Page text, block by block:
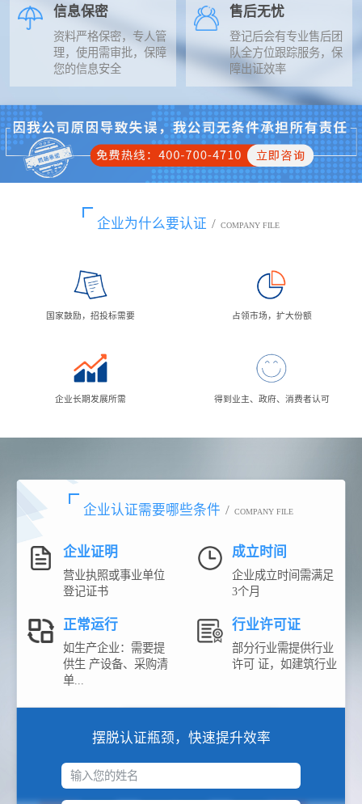
信息保密
资料严格保密，专人管
理，使用需审批，保障
您的信息安全
售后无忧
登记后会有专业售后团
队全方位跟踪服务，保
障出证效率
企业为什么要认证 / COMPANY FILE
国家鼓励，招投标需要 占领市场，扩大份额
企业长期发展所需 得到业主、政府、消费者认可
企业认证需要哪些条件 / COMPANY FILE
企业证明
营业执照或事业单位
登记证书
成立时间
企业成立时间需满足
3个月
正常运行
如生产企业：需要提
供生 产设备、采购清
单...
行业许可证
部分行业需提供行业
许可 证，如建筑行业
摆脱认证瓶颈，快速提升效率
输入您的姓名